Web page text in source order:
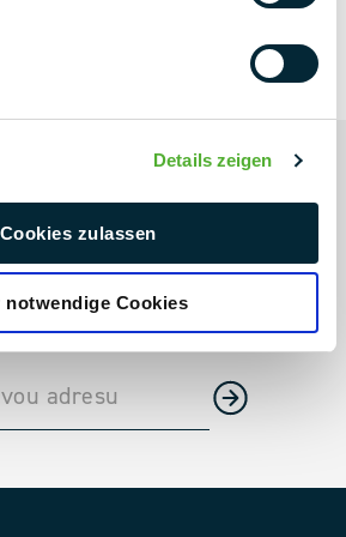
Details zeigen
Cookies zulassen
notwendige Cookies
veletrhy a mnoho dalšího